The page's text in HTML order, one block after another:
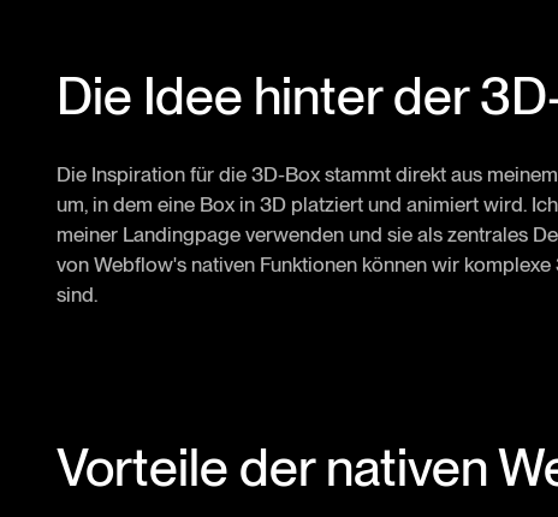
Die Idee hinter der
Die Inspiration für die 3D-Box stammt direkt aus
um, in dem eine Box in 3D platziert und animiert wird.
meiner Landingpage verwenden und sie als zentrales
von Webflow's nativen Funktionen können wir
sind.
Vorteile der nativen